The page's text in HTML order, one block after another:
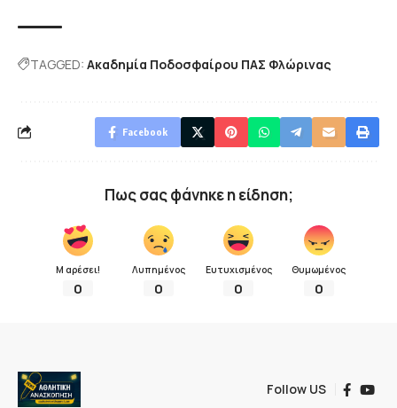
TAGGED: Ακαδημία Ποδοσφαίρου ΠΑΣ Φλώρινας
Facebook
Πως σας φάνηκε η είδηση;
Μ αρέσει!
0
Λυπημένος
0
Ευτυχισμένος
0
Θυμωμένος
0
Follow US